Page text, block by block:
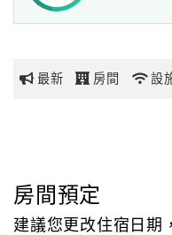
玩
地
圖
最新 房間 設
房間預定
建議您更改住宿日期